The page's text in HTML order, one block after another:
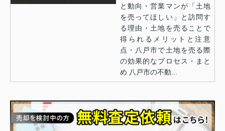
と動向・営業マンが「土地
を売ってほしい」と訪問す
る理由・土地を売ることで
得られるメリットと注意
点・八戸市で土地を売る際
の効果的なプロセス・まと
め 八戸市の不動...